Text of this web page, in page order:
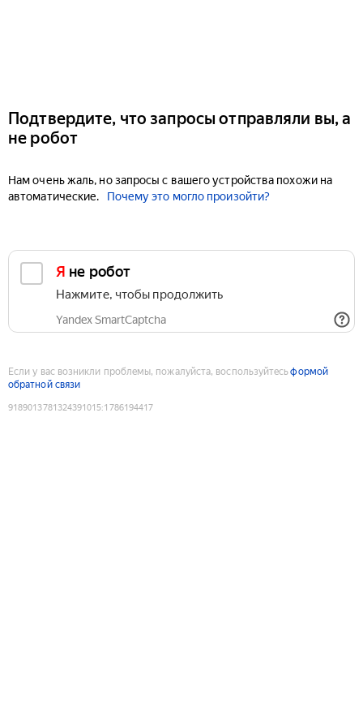
Подтвердите, что запросы отправляли вы, а
не робот
Нам очень жаль, но запросы с вашего устройства похожи на
автоматические.
Почему это могло произойти?
Я не робот
Нажмите, чтобы продолжить
Yandex SmartCaptcha
Если у вас возникли проблемы, пожалуйста, воспользуйтесьформой
обратной связи
9189013781324391015:1786194417